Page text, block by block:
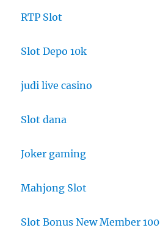
RTP Slot
Slot Depo 10k
judi live casino
Slot dana
Joker gaming
Mahjong Slot
Slot Bonus New Member 100